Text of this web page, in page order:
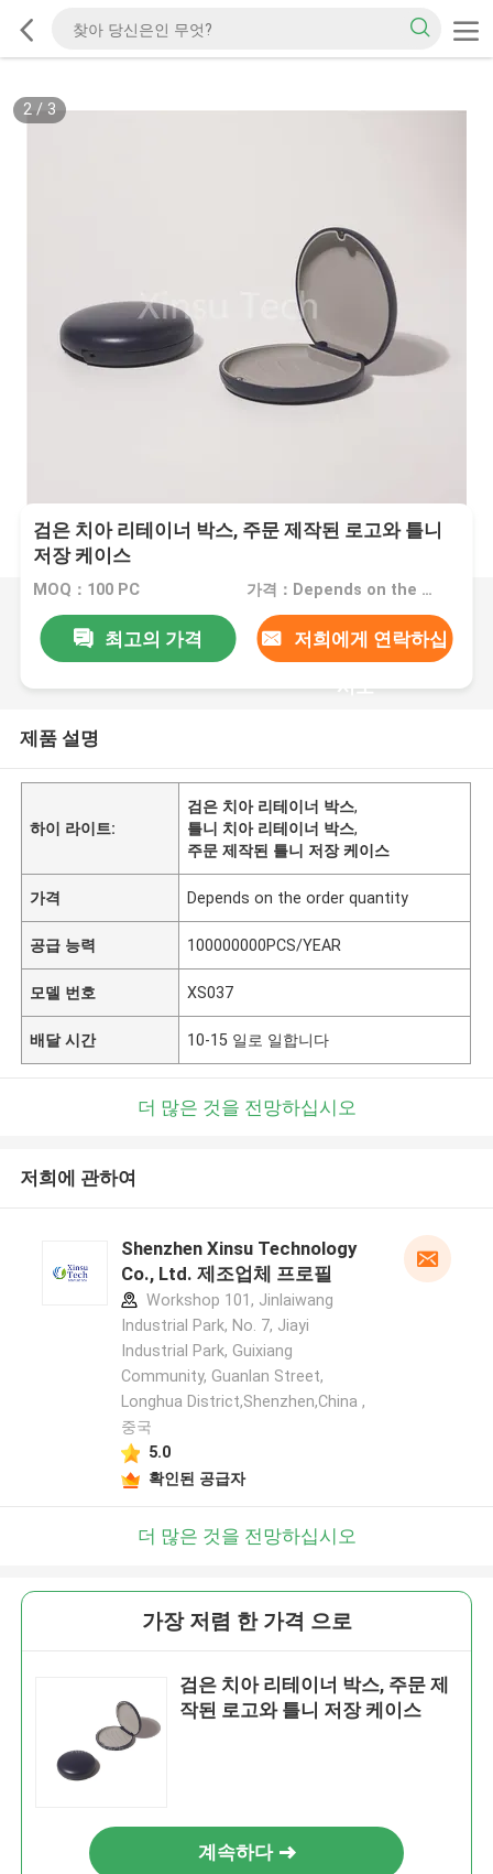
2/ 3
검은 치아 리테이너 박스, 주문 제작된 로고와 틀니
저장 케이스
MOQ：100 PC 가격：Depends on the order quantity
최고의 가격 저희에게 연락하십
시오
제품 설명
하이 라이트:
검은 치아 리테이너 박스,
틀니 치아 리테이너 박스,
주문 제작된 틀니 저장 케이스
가격 Depends on the order quantity
공급 능력 100000000PCS/YEAR
모델 번호 XS037
배달 시간 10-15 일로 일합니다
더 많은 것을 전망하십시오
저희에 관하여
Shenzhen Xinsu Technology
Co., Ltd. 제조업체 프로필
Workshop 101, Jinlaiwang
Industrial Park, No. 7, Jiayi
Industrial Park, Guixiang
Community, Guanlan Street,
Longhua District,Shenzhen,China ,
중국
5.0
확인된 공급자
더 많은 것을 전망하십시오
가장 저렴 한 가격 으로
검은 치아 리테이너 박스, 주문 제
작된 로고와 틀니 저장 케이스
계속하다